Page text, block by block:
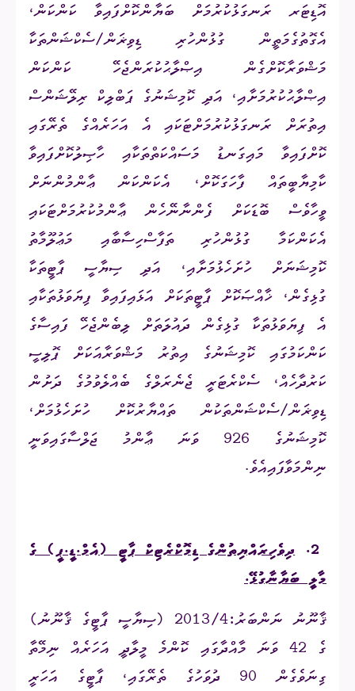
އޮޑިޓަރ ރަނގަޅުކުރުމަށް ބަޔާންކޮށްފައިވާ ކަންކަން،
އެގޮތުގެމަތީން ގުޅުންހުރި ޑިވިޜަން/ސެކްޝަންތަކާ
މަޝްވަރާކޮށްގެން އިޞްލާޙުކުރަންޖެހޭ ކަންކަން
އިޞްލާޙުކުރުމަށާއި، އަދި ކޮމިޝަނުގެ ޕަބްލިކް ރިލޭޝަންސް
އިތުރަށް ރަނގަޅުކުރުމަށްޓަކައި އެ އަހަރެއްގެ ތެރޭގައި
ކޮށްފައިވާ މައިގަނޑު މަސައްކަތްތަކާއި ހާޞިލުކޮށްފައިވާ
ކާމިޔާބީތައް ފާހަގަކޮށް، އެކަންކަން ޢާންމުންނަށް
ވީހާވެސް ބޮޑަކަށް ފެންނާނޭހެން ޢާންމުކުރުމަށްޓަކައި
އެކަންކަމާ ގުޅުންހުރި ތަފާސްހިސާބާއި މަޢުލޫމާތު
ކޮމިޝަނަށް ހުށަހެޅުމަށާއި، އަދި ސިޔާސީ ޕާޓީތަކާ
ގުޅިގެން، ޚާއްޞަކޮށް ޕާޓީތަކަށް އަޅައިފައިވާ ފިޔަވަޅުތަކާއި
އެ ފިޔަވަޅުތަކާ ގުޅިގެން ދައުލަތަށް ލިބެންޖެހޭ ފައިސާގެ
ކަންކަމުގައި ކޮމިޝަނުގެ އިތުރު މަޝްވަރާއަކަށް ޕޮލިސީ
ކަރުދާހެއް، ސެކްރެޓަރީ ޖެނެރަލްގެ ބެއްލެވުމުގެ ދަށުން
ޑިވިޜަން/ސެކްޝަންތަކުން ތައްޔާރުކޮށް ހުށަހެޅުމަށް،
ކޮމިޝަނުގެ 926 ވަނަ ޢާންމު ޖަލްސާގައިވަނީ
ނިންމަވާފައިއެވެ.
2.
ދިވެހިރައްޔިތުންގެ ޑިމޮކްރެޓިކް ޕާޓީ (އެމް.ޑީ.ޕީ) ގެ
މާލީ ބަޔާނާގުޅޭ.
ޤާނޫނު ނަންބަރު:2013/4 (ސިޔާސީ ޕާޓީގެ ޤާނޫނު)
ގެ 42 ވަނަ މާއްދާގައި ކޮންމެ މީލާދީ އަހަރެއް ނިމޭތާ
ގިނަވެގެން 90 ދުވަހުގެ ތެރޭގައި، ޕާޓީގެ އަހަރީ